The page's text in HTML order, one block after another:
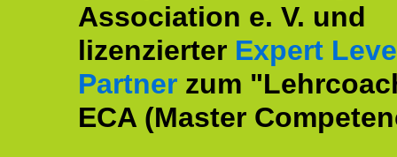
Association e. V. und
lizenzierter Expert
Partner zum
ECA (Master